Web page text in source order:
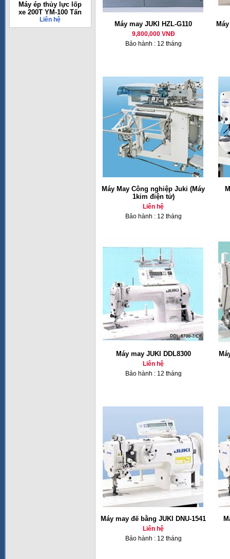
Máy ép thủy lực lốp
xe 200T YM-100 Tấn
Liên hệ
Máy may JUKI HZL-G110
9,800,000 VNĐ
Bảo hành : 12 tháng
Máy May Công nghiệp Juki (Máy
1kim điện tử)
Liên hệ
Bảo hành : 12 tháng
Máy may JUKI DDL8300
Liên hệ
Bảo hành : 12 tháng
Máy may đế bằng JUKI DNU-1541
Liên hệ
Bảo hành : 12 tháng